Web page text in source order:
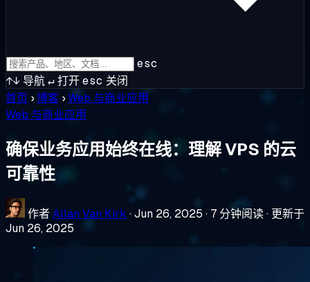
esc
↑↓ 导航↵打开esc 关闭
首页 ›博客 ›Web 与商业应用
Web 与商业应用
确保业务应用始终在线：理解 VPS 的云
可靠性
作者Allan Van Kirk ·Jun 26, 2025 · 7 分钟阅读· 更新于
Jun 26, 2025